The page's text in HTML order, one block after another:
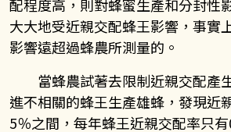
配程度高，則對蜂蜜生產和分封性
大大地受近親交配蜂王影響，事實
影響遠超過蜂農所測量的。
當蜂農試著去限制近親交配產
進不相關的蜂王生產雄蜂，發現近
5％之間，每年蜂王近親交配率只有